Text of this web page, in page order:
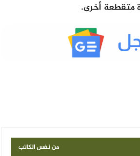
متقطعة أخرى.
من نفس الكاتب